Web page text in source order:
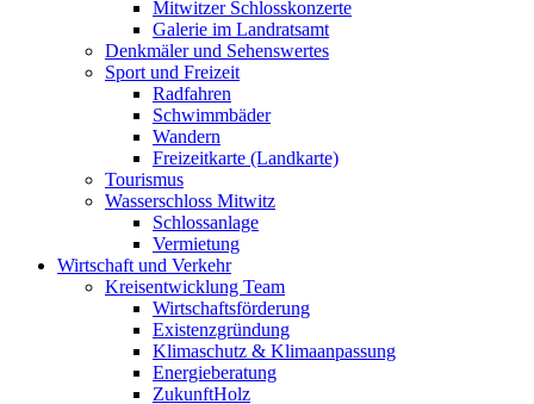
Mitwitzer Schlosskonzerte
Galerie im Landratsamt
Denkmäler und Sehenswertes
Sport und Freizeit
Radfahren
Schwimmbäder
Wandern
Freizeitkarte (Landkarte)
Tourismus
Wasserschloss Mitwitz
Schlossanlage
Vermietung
Wirtschaft und Verkehr
Kreisentwicklung Team
Wirtschaftsförderung
Existenzgründung
Klimaschutz & Klimaanpassung
Energieberatung
ZukunftHolz